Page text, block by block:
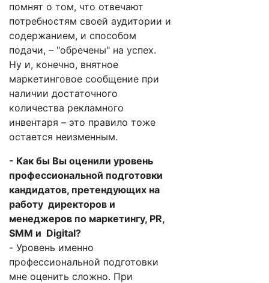
помнят о том, что отвечают
потребностям своей аудитории и
содержанием, и способом
подачи, – "обречены" на успех.
Ну и, конечно, внятное
маркетинговое сообщение при
наличии достаточного
количества рекламного
инвентаря – это правило тоже
остается неизменным.
- Как бы Вы оценили уровень
профессиональной подготовки
кандидатов, претендующих на
работу директоров и
менеджеров по маркетингу, PR,
SMM и Digital?
- Уровень именно
профессиональной подготовки
мне оценить сложно. При